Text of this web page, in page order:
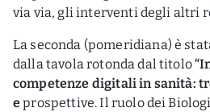
via via, gli interventi degli altri
La seconda (pomeridiana) è
dalla tavola rotonda dal titolo
competenze digitali in sanità:
eprospettive. Il ruolo dei